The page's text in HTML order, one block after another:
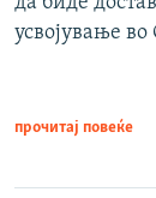
усвојување
прочитај повеќе